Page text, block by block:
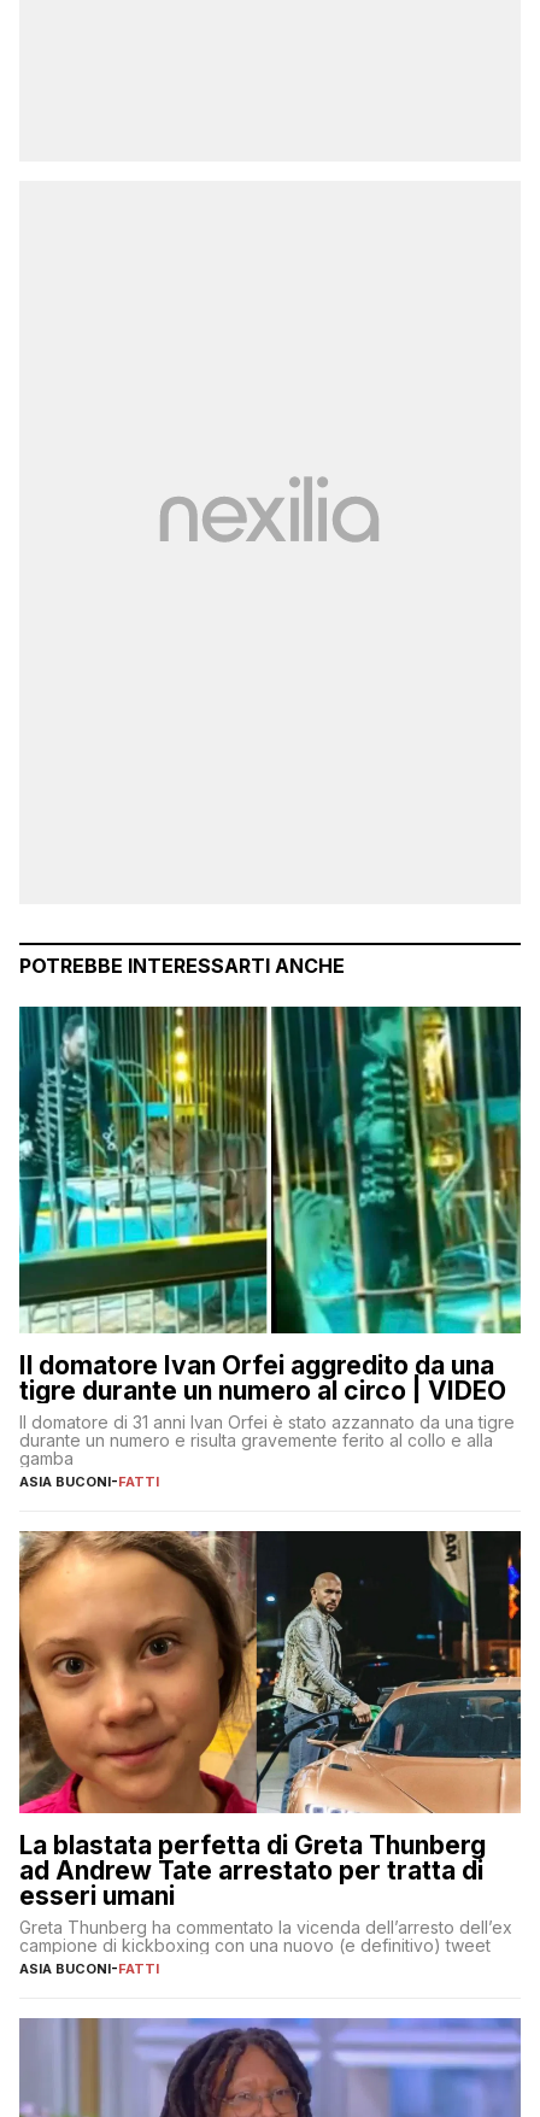
POTREBBE INTERESSARTI ANCHE
Il domatore Ivan Orfei aggredito da una
tigre durante un numero al circo | VIDEO
Il domatore di 31 anni Ivan Orfei è stato azzannato da una tigre
durante un numero e risulta gravemente ferito al collo e alla
gamba
ASIA BUCONI-FATTI
La blastata perfetta di Greta Thunberg
ad Andrew Tate arrestato per tratta di
esseri umani
Greta Thunberg ha commentato la vicenda dell’arresto dell’ex
campione di kickboxing con una nuovo (e definitivo) tweet
ASIA BUCONI-FATTI